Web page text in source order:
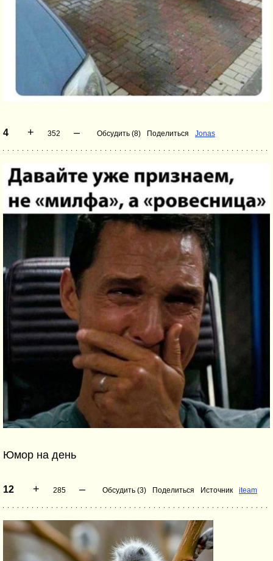
4 + 352 – Обсудить (8) Поделиться Jonas
Юмор на день
12 + 285 – Обсудить (3) Поделиться Источник iteam